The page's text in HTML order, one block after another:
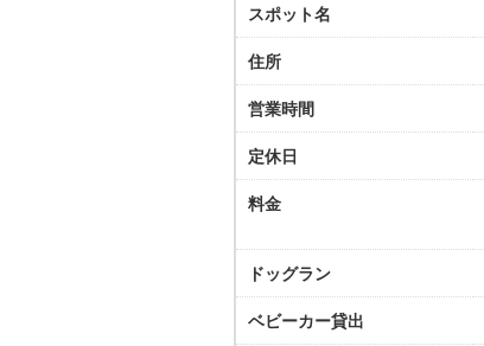
スポット名
住所
営業時間
定休日
料金
ドッグラン
ベビーカー貸出